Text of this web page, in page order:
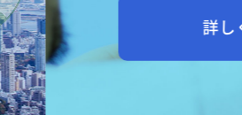
詳しくみる